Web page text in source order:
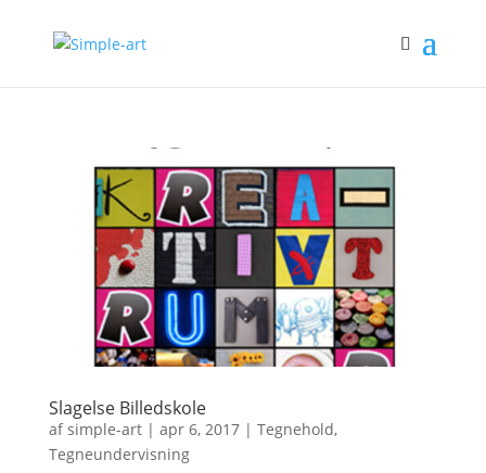
Slagelse Billedskole
afsimple-art| apr 6, 2017| Tegnehold,
Tegneundervisning